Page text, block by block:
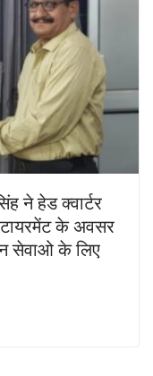
ने हेड क्वार्टर
के अवसर
सेवाओ के लिए